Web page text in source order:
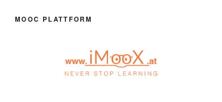
MOOC PLATTFORM